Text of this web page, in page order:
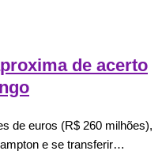
de acerto
de euros (R$ 260 milhões),
e se transferir…